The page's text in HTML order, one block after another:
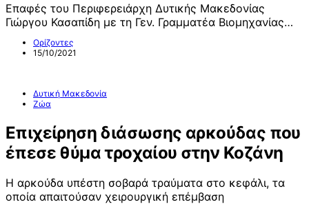
Επαφές του Περιφερειάρχη Δυτικής Μακεδονίας
Γιώργου Κασαπίδη με τη Γεν. Γραμματέα Βιομηχανίας…
Ορίζοντες
15/10/2021
Δυτική Μακεδονία
Ζώα
Επιχείρηση διάσωσης αρκούδας που
έπεσε θύμα τροχαίου στην Κοζάνη
Η αρκούδα υπέστη σοβαρά τραύματα στο κεφάλι, τα
οποία απαιτούσαν χειρουργική επέμβαση